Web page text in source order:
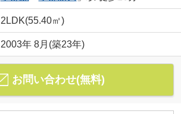
2LDK(55.40㎡)
2003年 8月(築23年)
お問い合わせ(無料)